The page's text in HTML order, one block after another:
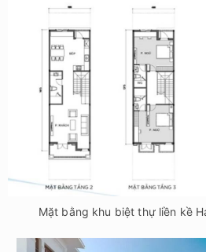
Mặt bằng khu biệt thự liền kề